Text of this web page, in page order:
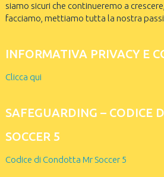
siamo sicuri che continueremo a
facciamo, mettiamo tutta la nostra
INFORMATIVA PRIVACY E
Clicca qui
SAFEGUARDING – CODICE
SOCCER 5
Codice di Condotta Mr Soccer 5